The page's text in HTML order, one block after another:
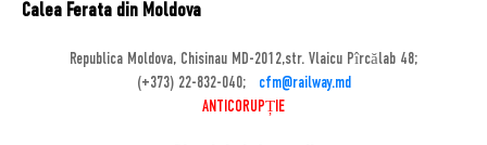
Calea Ferata din Moldova
Republica Moldova, Chisinau MD-2012,str. Vlaicu Pîrcălab 48;
(+373) 22-832-040;
cfm@railway.md
ANTICORUPȚIE